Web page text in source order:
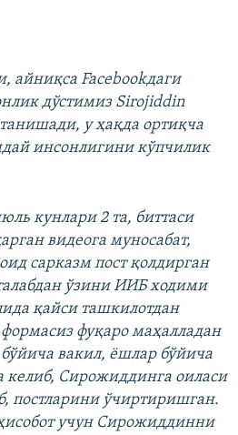
айниқса Facebookдаги
дўстимиз Sirojiddin
у ҳақда ортиқча
инсонлигини кўпчилик
кунлари 2 та, биттаси
видеога муносабат,
сарказм пост қолдирган
ўзини ИИБ ходими
қайси ташкилотдан
фуқаро маҳалладан
вакил, ёшлар бўйича
келиб, Сирожиддинга оиласи
постларини ўчиртиришган.
учун Сирожиддинни